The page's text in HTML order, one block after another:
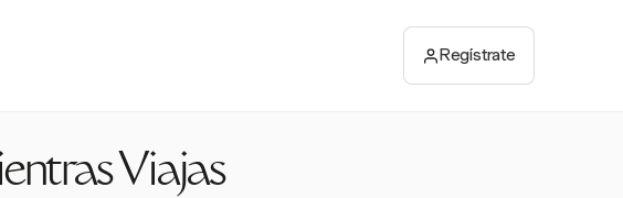
Regístrate
Viajas